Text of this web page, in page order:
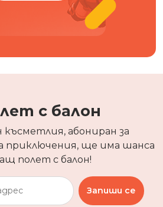
с балон
късметлия, абониран за
приключения, ще има шанса
полет с балон!
Запиши се